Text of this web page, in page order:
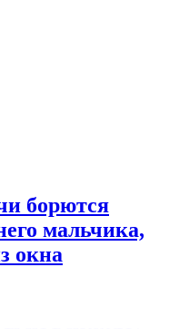
борются
мальчика,
окна